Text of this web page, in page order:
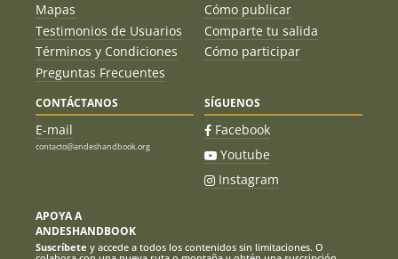
Mapas
Testimonios de Usuarios
Términos y Condiciones
Preguntas Frecuentes
Cómo publicar
Comparte tu salida
Cómo participar
CONTÁCTANOS
E-mail
contacto@andeshandbook.org
SÍGUENOS
Facebook
Youtube
Instagram
APOYA A
ANDESHANDBOOK
Suscríbete y accede a todos los contenidos sin limitaciones. O